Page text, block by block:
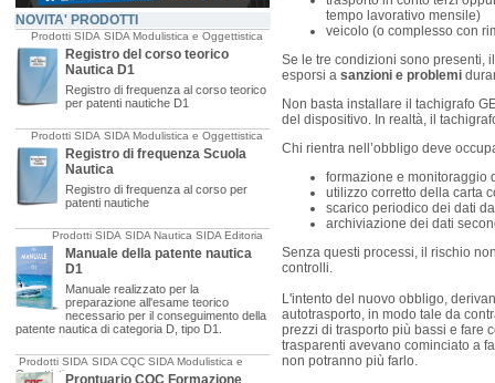
NOVITA' PRODOTTI
Prodotti SIDA SIDA Modulistica e Oggettistica
Registro del corso teorico
Nautica D1
Registro di frequenza al corso teorico
per patenti nautiche D1
Prodotti SIDA SIDA Modulistica e Oggettistica
Registro di frequenza Scuola
Nautica
Registro di frequenza al corso per
patenti nautiche
Prodotti SIDA SIDA Nautica SIDA Editoria
Manuale della patente nautica
D1
Manuale realizzato per la
preparazione all'esame teorico
necessario per il conseguimento della
patente nautica di categoria D, tipo D1.
Prodotti SIDA SIDA CQC SIDA Modulistica e
OggettisticaProntuario CQC Formazione
tempo lavorativo mensile)
veicolo (o complesso con
Se le tre condizioni sono presenti,
esporsi a sanzioni e problemi
Non basta installare il tachigrafo
del dispositivo. In realtà, il
Chi rientra nell’obbligo deve
formazione e monitoraggio
utilizzo corretto della carta
scarico periodico dei dati
archiviazione dei dati
Senza questi processi, il rischio
controlli.
L'intento del nuovo obbligo,
autotrasporto, in modo tale da
prezzi di trasporto più bassi e fare
trasparenti avevano cominciato a
non potranno più farlo.